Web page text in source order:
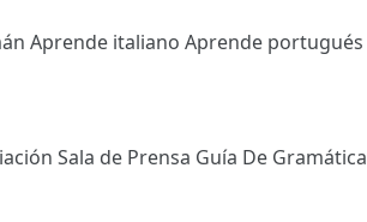
Aprende italiano Aprende portugués
Sala de Prensa Guía De Gramática